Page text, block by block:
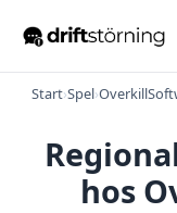
Start›Spel›
hos